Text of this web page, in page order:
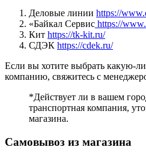
Деловые линии https://
«Байкал Сервис https://
Кит https://tk-kit.ru/
СДЭК https://cdek.ru/
Если вы хотите выбрать какую-
компанию, свяжитесь с
*Действует ли в вашем
транспортная компания,
магазина.
Самовывоз из магазина